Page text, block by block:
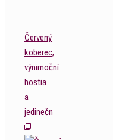
Červený
koberec,
výnimoční
hostia
a
jedinečn